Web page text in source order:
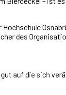
des
auf die sich